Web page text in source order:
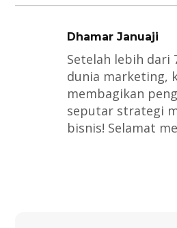
Dhamar Januaji
Setelah lebih dari
dunia marketing,
membagikan
seputar strategi
bisnis! Selamat